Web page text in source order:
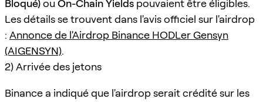
Bloqué)ou On-Chain Yields pouvaient être éligibles.
Les détails se trouvent dans l'avis officiel sur l'airdrop
: Annonce de l'Airdrop Binance HODLer Gensyn
(AIGENSYN).
2) Arrivée des jetons
Binance a indiqué que l'airdrop serait crédité sur les